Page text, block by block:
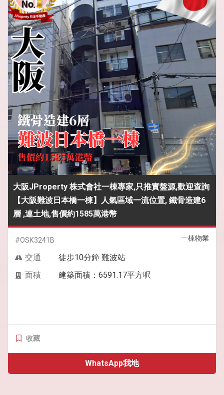
大阪JProperty 株式會社一棟專家,只推實盤源,歡迎查詢
【大阪難波日本橋一棟】人氣區域一流位置, 鐵骨造建6
層 ,連土地,售價約1585萬港幣
一棟物業
#OSK3241B
交通
徒步10分鐘 難波站
面積
建築面積：6591.17平方呎
收藏
WhatsApp我地